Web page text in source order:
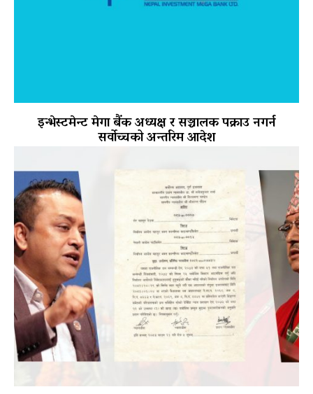
इन्भेस्टमेन्ट मेगा बैंक अध्यक्ष र सञ्चालक पक्राउ नगर्न
सर्वोच्चको अन्तरिम आदेश